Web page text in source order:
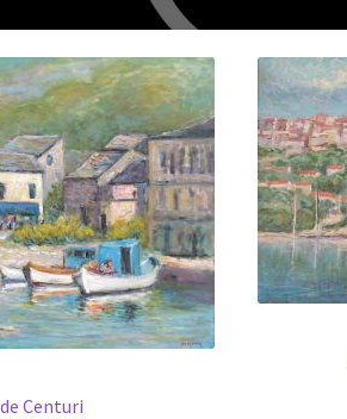
Centuri